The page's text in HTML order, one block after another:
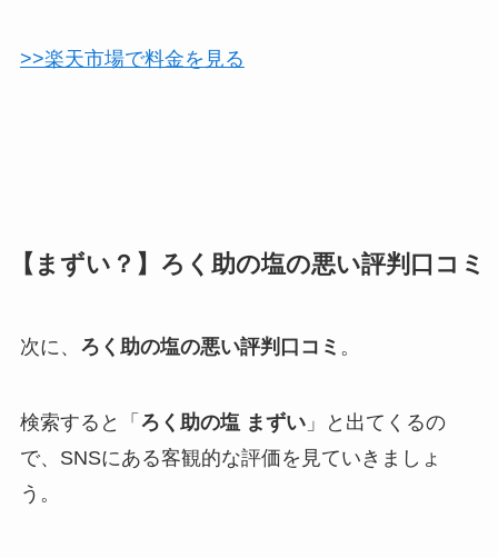
>>楽天市場で料金を見る
【まずい？】ろく助の塩の悪い評判口コミ
次に、 ろく助の塩の悪い評判口コミ 。
検索すると「 ろく助の塩 まずい」と出てくるの
で、SNSにある客観的な評価を見ていきましょ
う。